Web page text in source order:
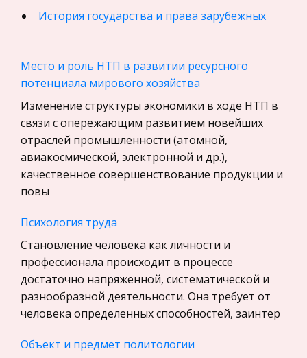
История государства и права зарубежных
Физика
Искусство, Культура, Литература
Компьютерные сети
Материаловедение
Авиация
Программирование, Базы данных
Уголовное право
Экскурсии и туризм
Маркетинг, товароведение, реклама
Религия
Место и роль НТП в развитии ресурсного
потенциала мирового хозяйства
Изменение структуры экономики в ходе НТП в
связи с опережающим развитием новейших
отраслей промышленности (атомной,
авиакосмической, электронной и др.),
качественное совершенствование продукции и
повы
Психология труда
Становление человека как личности и
профессионала происходит в процессе
достаточно напряженной, систематической и
разнообразной деятельности. Она требует от
человека определенных способностей, заинтер
Объект и предмет политологии